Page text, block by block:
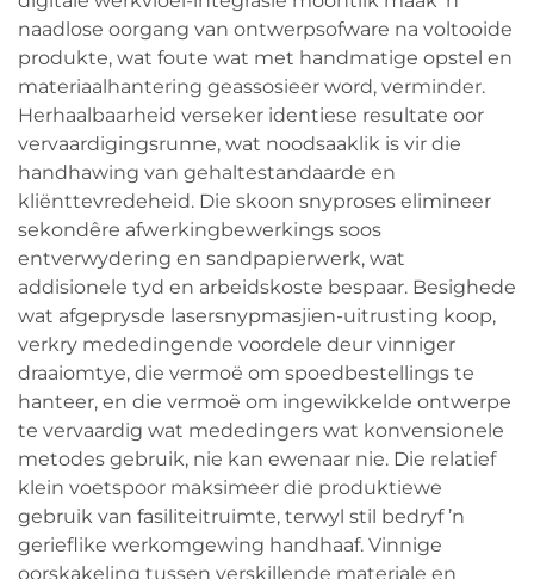
naadlose oorgang van ontwerpsofware na voltooide
produkte, wat foute wat met handmatige opstel en
materiaalhantering geassosieer word, verminder.
Herhaalbaarheid verseker identiese resultate oor
vervaardigingsrunne, wat noodsaaklik is vir die
handhawing van gehaltestandaarde en
kliënttevredeheid. Die skoon snyproses elimineer
sekondêre afwerkingbewerkings soos
entverwydering en sandpapierwerk, wat
addisionele tyd en arbeidskoste bespaar. Besighede
wat afgeprysde lasersnypmasjien-uitrusting koop,
verkry mededingende voordele deur vinniger
draaiomtye, die vermoë om spoedbestellings te
hanteer, en die vermoë om ingewikkelde ontwerpe
te vervaardig wat mededingers wat konvensionele
metodes gebruik, nie kan ewenaar nie. Die relatief
klein voetspoor maksimeer die produktiewe
gebruik van fasiliteitruimte, terwyl stil bedryf ’n
gerieflike werkomgewing handhaaf. Vinnige
oorskakeling tussen verskillende materiale en